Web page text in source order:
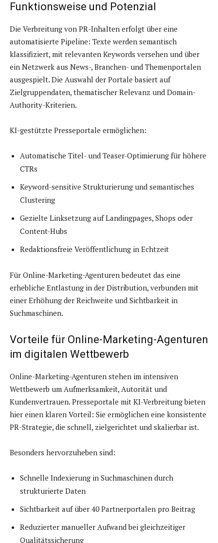
Funktionsweise und Potenzial
Die Verbreitung von PR-Inhalten erfolgt über eine
automatisierte Pipeline: Texte werden semantisch
klassifiziert, mit relevanten Keywords versehen und über
ein Netzwerk aus News-, Branchen- und Themenportalen
ausgespielt. Die Auswahl der Portale basiert auf
Zielgruppendaten, thematischer Relevanz und Domain-
Authority-Kriterien.
KI-gestützte Presseportale ermöglichen:
Automatische Titel- und Teaser-Optimierung für höhere
CTRs
Keyword-sensitive Strukturierung und semantisches
Clustering
Gezielte Linksetzung auf Landingpages, Shops oder
Content-Hubs
Redaktionsfreie Veröffentlichung in Echtzeit
Für Online-Marketing-Agenturen bedeutet das eine
erhebliche Entlastung in der Distribution, verbunden mit
einer Erhöhung der Reichweite und Sichtbarkeit in
Suchmaschinen.
Vorteile für Online-Marketing-Agenturen
im digitalen Wettbewerb
Online-Marketing-Agenturen stehen im intensiven
Wettbewerb um Aufmerksamkeit, Autorität und
Kundenvertrauen. Presseportale mit KI-Verbreitung bieten
hier einen klaren Vorteil: Sie ermöglichen eine konsistente
PR-Strategie, die schnell, zielgerichtet und skalierbar ist.
Besonders hervorzuheben sind:
Schnelle Indexierung in Suchmaschinen durch
strukturierte Daten
Sichtbarkeit auf über 40 Partnerportalen pro Beitrag
Reduzierter manueller Aufwand bei gleichzeitiger
Qualitätssicherung